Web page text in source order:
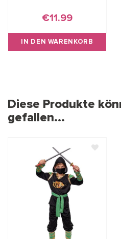
€11.99
IN DEN WARENKORB
Diese Produkte
gefallen...